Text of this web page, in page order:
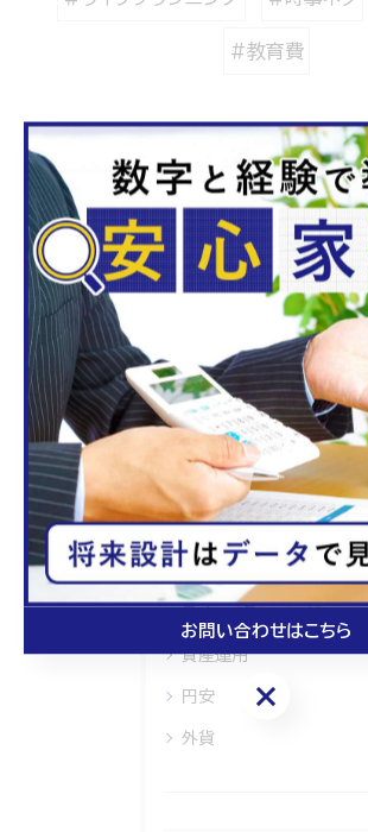
#教育費
カテゴリー
全てのカテゴリー
介護
NISA
iDeCo
インフレ
年金
時事ネタ
ライフプランニング
資産運用
円安
外貨
お問い合わせはこちら
お問い合わせはこちら